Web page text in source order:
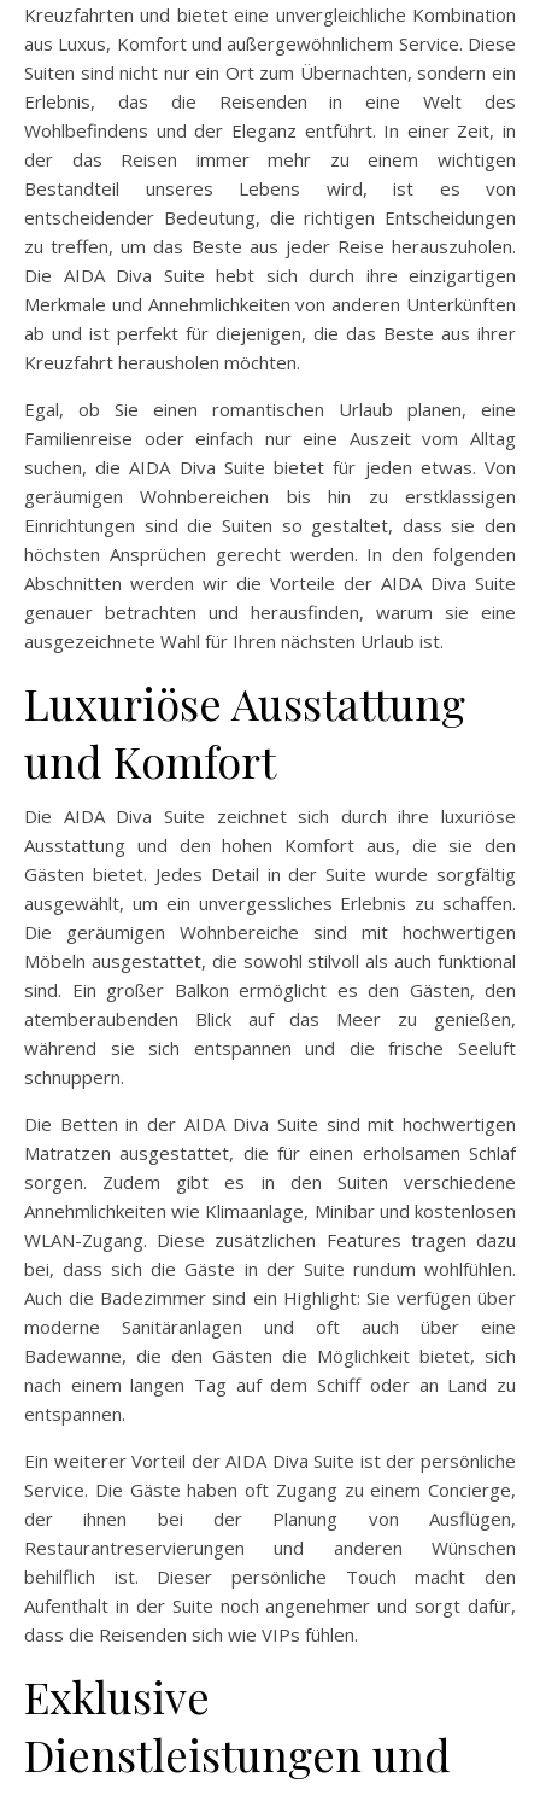
Kreuzfahrten und bietet eine unvergleichliche Kombination
aus Luxus, Komfort und außergewöhnlichem Service. Diese
Suiten sind nicht nur ein Ort zum Übernachten, sondern ein
Erlebnis, das die Reisenden in eine Welt des
Wohlbefindens und der Eleganz entführt. In einer Zeit, in
der das Reisen immer mehr zu einem wichtigen
Bestandteil unseres Lebens wird, ist es von
entscheidender Bedeutung, die richtigen Entscheidungen
zu treffen, um das Beste aus jeder Reise herauszuholen.
Die AIDA Diva Suite hebt sich durch ihre einzigartigen
Merkmale und Annehmlichkeiten von anderen Unterkünften
ab und ist perfekt für diejenigen, die das Beste aus ihrer
Kreuzfahrt herausholen möchten.
Egal, ob Sie einen romantischen Urlaub planen, eine
Familienreise oder einfach nur eine Auszeit vom Alltag
suchen, die AIDA Diva Suite bietet für jeden etwas. Von
geräumigen Wohnbereichen bis hin zu erstklassigen
Einrichtungen sind die Suiten so gestaltet, dass sie den
höchsten Ansprüchen gerecht werden. In den folgenden
Abschnitten werden wir die Vorteile der AIDA Diva Suite
genauer betrachten und herausfinden, warum sie eine
ausgezeichnete Wahl für Ihren nächsten Urlaub ist.
Luxuriöse Ausstattung
und Komfort
Die AIDA Diva Suite zeichnet sich durch ihre luxuriöse
Ausstattung und den hohen Komfort aus, die sie den
Gästen bietet. Jedes Detail in der Suite wurde sorgfältig
ausgewählt, um ein unvergessliches Erlebnis zu schaffen.
Die geräumigen Wohnbereiche sind mit hochwertigen
Möbeln ausgestattet, die sowohl stilvoll als auch funktional
sind. Ein großer Balkon ermöglicht es den Gästen, den
atemberaubenden Blick auf das Meer zu genießen,
während sie sich entspannen und die frische Seeluft
schnuppern.
Die Betten in der AIDA Diva Suite sind mit hochwertigen
Matratzen ausgestattet, die für einen erholsamen Schlaf
sorgen. Zudem gibt es in den Suiten verschiedene
Annehmlichkeiten wie Klimaanlage, Minibar und kostenlosen
WLAN-Zugang. Diese zusätzlichen Features tragen dazu
bei, dass sich die Gäste in der Suite rundum wohlfühlen.
Auch die Badezimmer sind ein Highlight: Sie verfügen über
moderne Sanitäranlagen und oft auch über eine
Badewanne, die den Gästen die Möglichkeit bietet, sich
nach einem langen Tag auf dem Schiff oder an Land zu
entspannen.
Ein weiterer Vorteil der AIDA Diva Suite ist der persönliche
Service. Die Gäste haben oft Zugang zu einem Concierge,
der ihnen bei der Planung von Ausflügen,
Restaurantreservierungen und anderen Wünschen
behilflich ist. Dieser persönliche Touch macht den
Aufenthalt in der Suite noch angenehmer und sorgt dafür,
dass die Reisenden sich wie VIPs fühlen.
Exklusive
Dienstleistungen und